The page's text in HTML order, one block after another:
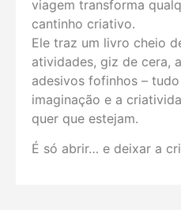
viagem transforma
cantinho criativo.
Ele traz um livro cheio
atividades, giz de cera,
adesivos fofinhos –
imaginação e a
quer que estejam.
É só abrir… e deixar a